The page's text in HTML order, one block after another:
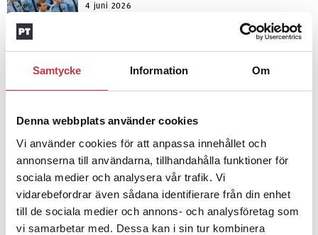
Samtycke Information Om
Denna webbplats använder cookies
Vi använder cookies för att anpassa innehållet och
annonserna till användarna, tillhandahålla funktioner för
sociala medier och analysera vår trafik. Vi
vidarebefordrar även sådana identifierare från din enhet
till de sociala medier och annons- och analysföretag som
vi samarbetar med. Dessa kan i sin tur kombinera
4 juni 2026
Miljoner i sjön –
polisaspiranter underkänns på
godtyckliga grunder
Jens Mårtensson:Snart 20 år i tjänst
– nu ska han lära sig grunderna
4 juni 2026
Polisregionen erkänner fel: ”Kommer
att rättas till”